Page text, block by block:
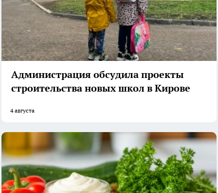
Администрация обсудила проекты
строительства новых школ в Кирове
4 августа